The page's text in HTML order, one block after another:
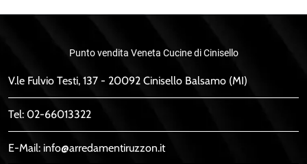
Punto vendita Veneta Cucine di Cinisello
V.le Fulvio Testi, 137 - 20092 Cinisello Balsamo (MI)
Tel: 02-66013322
E-Mail: info@arredamentiruzzon.it